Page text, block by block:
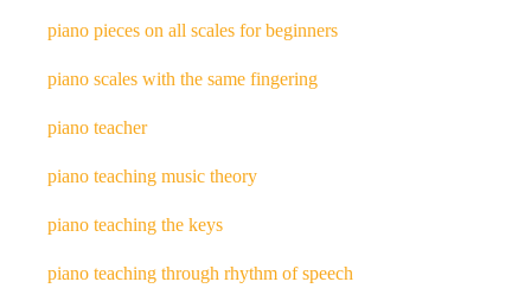
piano pieces on all scales for beginners
piano scales with the same fingering
piano teacher
piano teaching music theory
piano teaching the keys
piano teaching through rhythm of speech